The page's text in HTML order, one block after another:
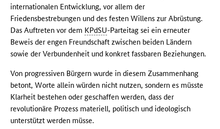
internationalen Entwicklung, vor allem der
Friedensbestrebungen und des festen Willens zur Abrüstung.
Das Auftreten vor dem KPdSU-Parteitag sei ein erneuter
Beweis der engen Freundschaft zwischen beiden Ländern
sowie der Verbundenheit und konkret fassbaren Beziehungen.
Von progressiven Bürgern wurde in diesem Zusammenhang
betont, Worte allein würden nicht nutzen, sondern es müsste
Klarheit bestehen oder geschaffen werden, dass der
revolutionäre Prozess materiell, politisch und ideologisch
unterstützt werden müsse.